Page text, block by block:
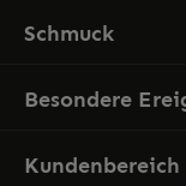
Schmuck
Besondere
Kundenbereich